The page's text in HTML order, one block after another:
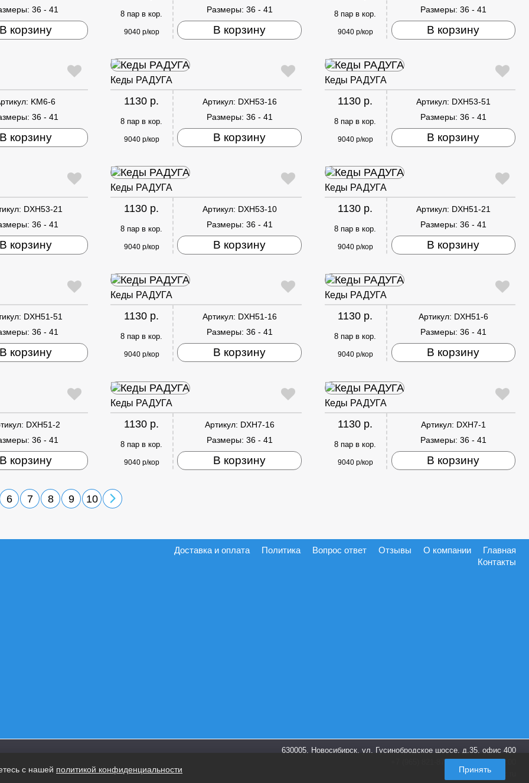
36 - 41
В корзину
8 пар в кор.
9040 р/кор
Размеры: 36 - 41
В корзину
8 пар в кор.
9040 р/кор
Размеры: 36 - 41
В корзину
KM6-6
36 - 41
В корзину
Кеды РАДУГА
1130 р.
8 пар в кор.
9040 р/кор
Артикул: DXH53-16
Размеры: 36 - 41
В корзину
Кеды РАДУГА
1130 р.
8 пар в кор.
9040 р/кор
Артикул: DXH53-51
Размеры: 36 - 41
В корзину
DXH53-21
36 - 41
В корзину
Кеды РАДУГА
1130 р.
8 пар в кор.
9040 р/кор
Артикул: DXH53-10
Размеры: 36 - 41
В корзину
Кеды РАДУГА
1130 р.
8 пар в кор.
9040 р/кор
Артикул: DXH51-21
Размеры: 36 - 41
В корзину
DXH51-51
36 - 41
В корзину
Кеды РАДУГА
1130 р.
8 пар в кор.
9040 р/кор
Артикул: DXH51-16
Размеры: 36 - 41
В корзину
Кеды РАДУГА
1130 р.
8 пар в кор.
9040 р/кор
Артикул: DXH51-6
Размеры: 36 - 41
В корзину
DXH51-2
36 - 41
В корзину
Кеды РАДУГА
1130 р.
8 пар в кор.
9040 р/кор
Артикул: DXH7-16
Размеры: 36 - 41
В корзину
Кеды РАДУГА
1130 р.
8 пар в кор.
9040 р/кор
Артикул: DXH7-1
Размеры: 36 - 41
В корзину
6 7 8 9 10
Главная
О компании
Отзывы
Вопрос ответ
Политика
Доставка и оплата
Контакты
630005, Новосибирск, ул. Гусинобродское шоссе, д.35, офис 400
+7 (965) 821-87-28
пн-пт. 9:00-18:00
info@shoes-box.ru
с нашей политикой конфиденциальности Принять